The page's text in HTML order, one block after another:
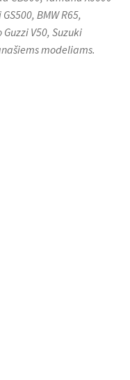
BMW R65,
V50, Suzuki
modeliams.